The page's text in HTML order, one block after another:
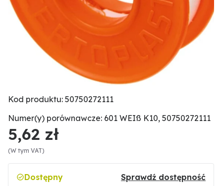
Kod produktu: 50750272111
Numer(y) porównawcze: 601 WEIß K10, 50750272111
5,62 zł
(W tym VAT)
Dostępny Sprawdź dostępność